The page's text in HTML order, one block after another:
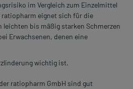
im Vergleich zum Einzelmittel
eignet sich für die
leichten bis mäßig starken Schmerzen
Erwachsenen, denen eine
wichtig ist.
ratiopharm GmbH sind gut